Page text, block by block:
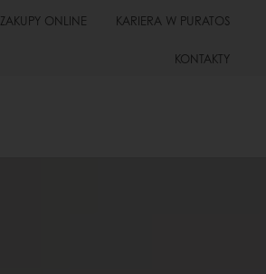
ZAKUPY ONLINE KARIERA W PURATOS
KONTAKTY